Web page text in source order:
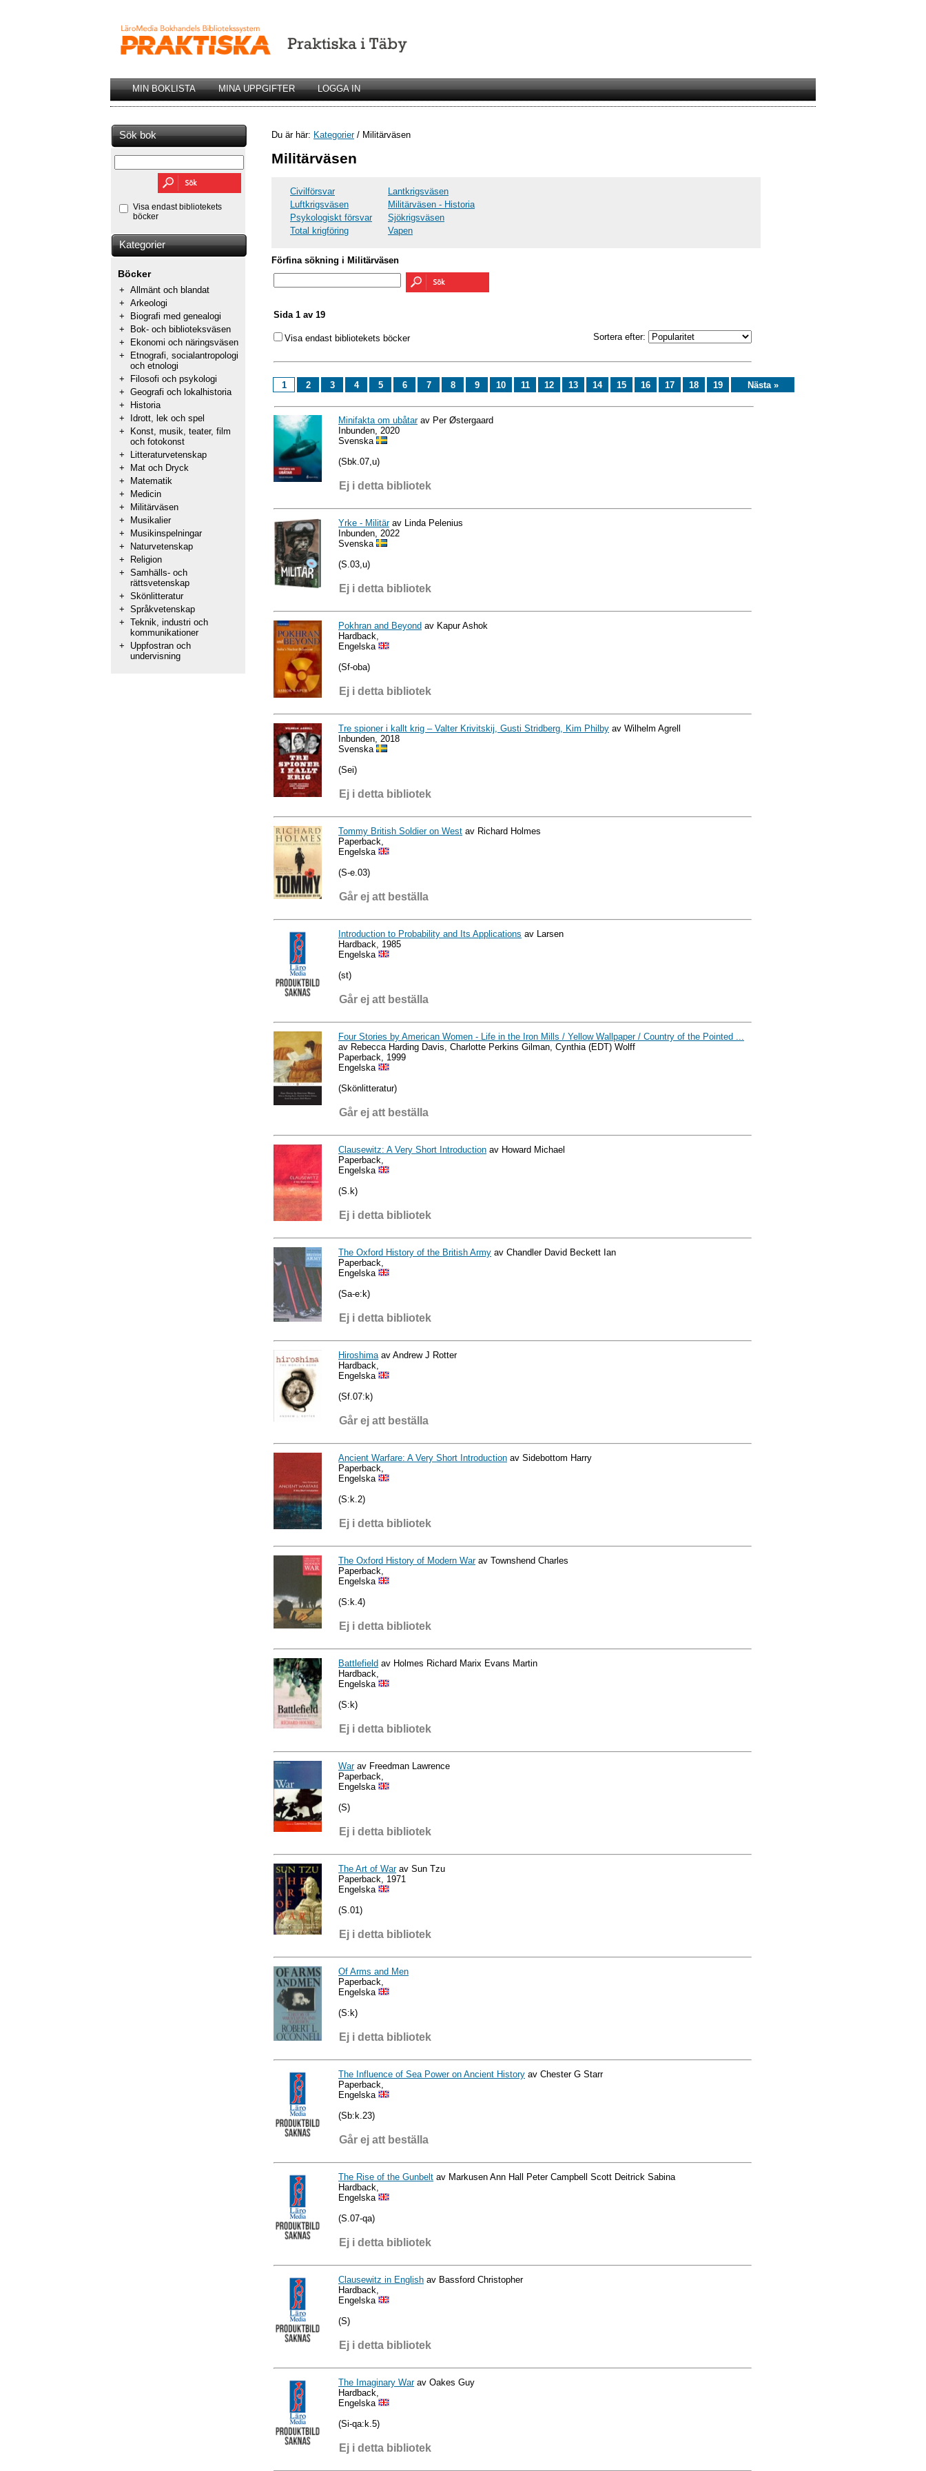
MIN BOKLISTA MINA UPPGIFTER LOGGA IN
Sök bok
Visa endast bibliotekets
böcker
Kategorier
Böcker
+ Allmänt och blandat
+ Arkeologi
+
Biografi med genealogi
+
Bok- och biblioteksväsen
+
Ekonomi och näringsväsen
+
Etnografi, socialantropologi
och etnologi
+
Filosofi och psykologi
+ Geografi och lokalhistoria
+
Historia
+
Idrott, lek och spel
+
Konst, musik, teater, film
och fotokonst
+
Litteraturvetenskap
+
Mat och Dryck
+
Matematik
+
Medicin
+
Militärväsen
+
Musikalier
+
Musikinspelningar
+
Naturvetenskap
+
Religion
+ Samhälls- och
rättsvetenskap
+ Skönlitteratur
+ Språkvetenskap
+ Teknik, industri och
kommunikationer
+
Uppfostran och
undervisning
Du är här: Kategorier/ Militärväsen
Militärväsen
Civilförsvar
Lantkrigsväsen
Luftkrigsväsen
Militärväsen - Historia
Psykologiskt försvar
Sjökrigsväsen
Total krigföring
Vapen
Förfina sökning i Militärväsen
Sida 1 av 19
Visa endast bibliotekets böcker Sortera efter:
1 2 3 4 5 6 7 8 9 10 11 12 13 14 15 16 17 18 19 Nästa »
Minifakta om ubåtarav Per Østergaard
Inbunden, 2020
Svenska
(Sbk.07,u)
Ej i detta bibliotek
Yrke - Militärav Linda Pelenius
Inbunden, 2022
Svenska
(S.03,u)
Ej i detta bibliotek
Pokhran and Beyond av Kapur Ashok
Hardback,
Engelska
(Sf-oba)
Ej i detta bibliotek
Tre spioner i kallt krig – Valter Krivitskij, Gusti Stridberg, Kim Philby av Wilhelm Agrell
Inbunden, 2018
Svenska
(Sei)
Ej i detta bibliotek
Tommy British Soldier on West av Richard Holmes
Paperback,
Engelska
(S-e.03)
Går ej att beställa
Introduction to Probability and Its Applications av Larsen
Hardback, 1985
Engelska
(st)
Går ej att beställa
Four Stories by American Women - Life in the Iron Mills / Yellow Wallpaper / Country of the Pointed ...
av Rebecca Harding Davis, Charlotte Perkins Gilman, Cynthia (EDT) Wolff
Paperback, 1999
Engelska
(Skönlitteratur)
Går ej att beställa
Clausewitz: A Very Short Introduction av Howard Michael
Paperback,
Engelska
(S.k)
Ej i detta bibliotek
The Oxford History of the British Army av Chandler David Beckett Ian
Paperback,
Engelska
(Sa-e:k)
Ej i detta bibliotek
Hiroshima av Andrew J Rotter
Hardback,
Engelska
(Sf.07:k)
Går ej att beställa
Ancient Warfare: A Very Short Introduction av Sidebottom Harry
Paperback,
Engelska
(S:k.2)
Ej i detta bibliotek
The Oxford History of Modern Warav Townshend Charles
Paperback,
Engelska
(S:k.4)
Ej i detta bibliotek
Battlefield av Holmes Richard Marix Evans Martin
Hardback,
Engelska
(S:k)
Ej i detta bibliotek
Warav Freedman Lawrence
Paperback,
Engelska
(S)
Ej i detta bibliotek
The Art of Warav Sun Tzu
Paperback, 1971
Engelska
(S.01)
Ej i detta bibliotek
Of Arms and Men
Paperback,
Engelska
(S:k)
Ej i detta bibliotek
The Influence of Sea Power on Ancient History av Chester G Starr
Paperback,
Engelska
(Sb:k.23)
Går ej att beställa
The Rise of the Gunbelt av Markusen Ann Hall Peter Campbell Scott Deitrick Sabina
Hardback,
Engelska
(S.07-qa)
Ej i detta bibliotek
Clausewitz in English av Bassford Christopher
Hardback,
Engelska
(S)
Ej i detta bibliotek
The Imaginary Warav Oakes Guy
Hardback,
Engelska
(Si-qa:k.5)
Ej i detta bibliotek